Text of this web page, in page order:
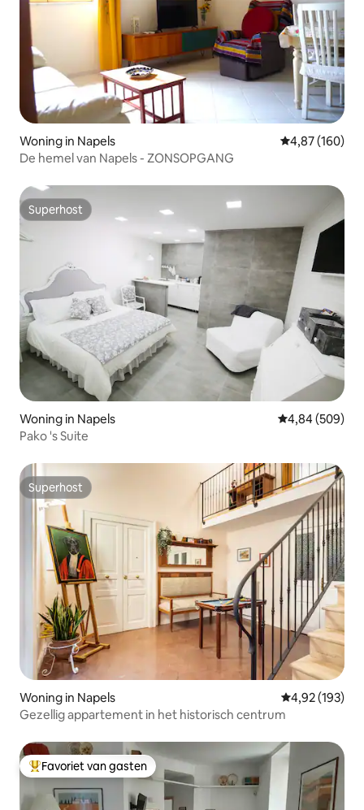
Woning in Napels Gemiddelde
4,87 (160)
De hemel van Napels - ZONSOPGANG
Superhost
Superhost
Woning in Napels Gemiddelde
4,84 (509)
Pako 's Suite
Superhost
Superhost
Woning in Napels Gemiddelde
4,92 (193)
Gezellig appartement in het historisch centrum
Topfavoriet van gasten
Favoriet van gasten